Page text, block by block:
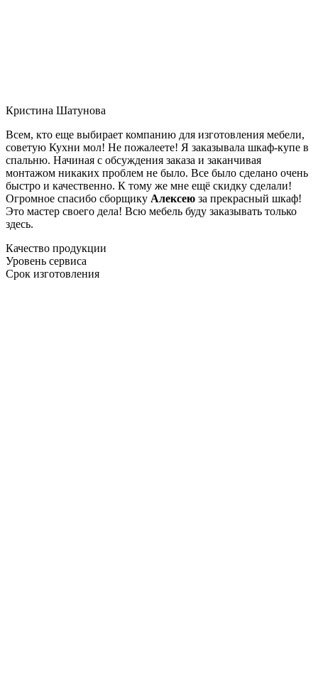
Кристина Шатунова
Всем, кто еще выбирает компанию для изготовления мебели,
советую Кухни мол! Не пожалеете! Я заказывала шкаф-купе в
спальню. Начиная с обсуждения заказа и заканчивая
монтажом никаких проблем не было. Все было сделано очень
быстро и качественно. К тому же мне ещё скидку сделали!
Огромное спасибо сборщику Алексею за прекрасный шкаф!
Это мастер своего дела! Всю мебель буду заказывать только
здесь.
Качество продукции
Уровень сервиса
Срок изготовления